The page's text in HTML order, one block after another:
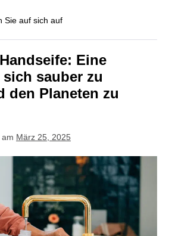
Sie auf sich auf
Eine
sauber zu
den Planeten zu
März 25, 2025